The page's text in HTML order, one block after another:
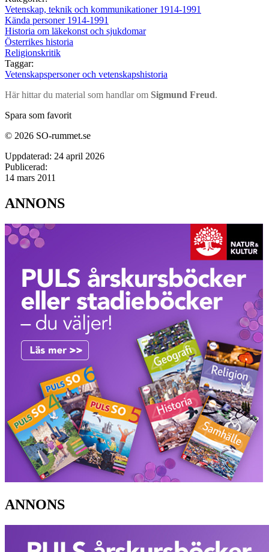
Vetenskap, teknik och kommunikationer 1914-1991
Kända personer 1914-1991
Historia om läkekonst och sjukdomar
Österrikes historia
Religionskritik
Taggar:
Vetenskapspersoner och vetenskapshistoria
Här hittar du material som handlar om Sigmund Freud.
Spara som favorit
© 2026 SO-rummet.se
Uppdaterad: 24 april 2026
Publicerad:
14 mars 2011
ANNONS
ANNONS